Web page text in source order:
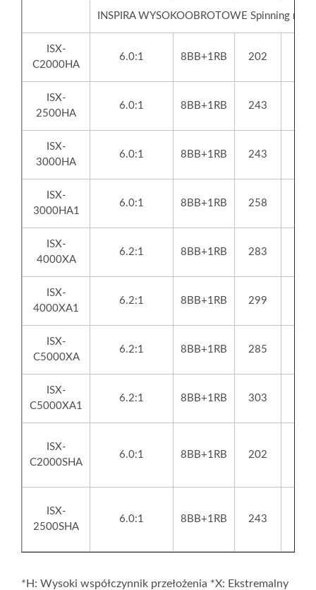
INSPIRA WYSOKOOBROTOWE Spinning reels
ISX-
C2000HA
6.0:1 8BB+1RB 202
ISX-
2500HA
6.0:1 8BB+1RB 243
ISX-
3000HA
6.0:1 8BB+1RB 243
ISX-
3000HA1
6.0:1 8BB+1RB 258
ISX-
4000XA
6.2:1 8BB+1RB 283
ISX-
4000XA1
6.2:1 8BB+1RB 299
ISX-
C5000XA
6.2:1 8BB+1RB 285
ISX-
C5000XA1
6.2:1 8BB+1RB 303
ISX-
C2000SHA
6.0:1 8BB+1RB 202
ISX-
2500SHA
6.0:1 8BB+1RB 243
*H: Wysoki współczynnik przełożenia *X: Ekstremalny